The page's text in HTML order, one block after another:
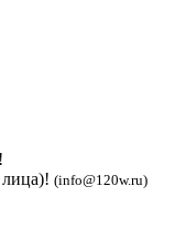
(info@120w.ru)